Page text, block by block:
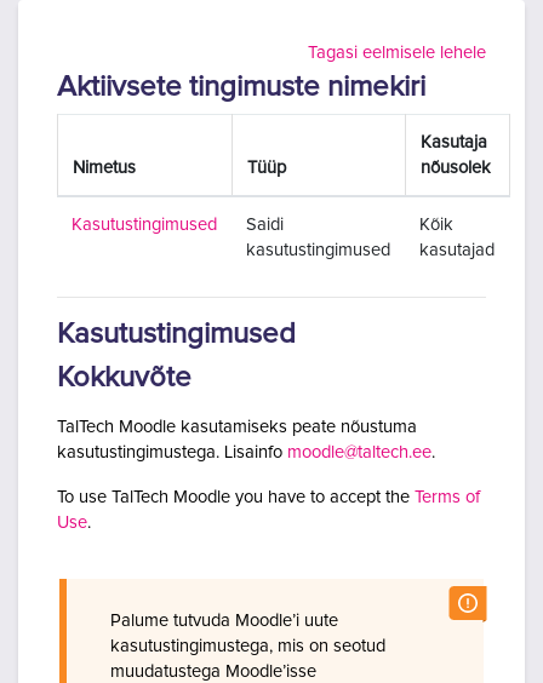
Tagasi eelmisele lehele
Aktiivsete tingimuste nimekiri
Nimetus Tüüp
Kasutaja
nõusolek
Kasutustingimused
Saidi
kasutustingimused
Kõik
kasutajad
Kasutustingimused
Kokkuvõte
TalTech Moodle kasutamiseks peate nõustuma
kasutustingimustega. Lisainfo moodle@taltech.ee.
To use TalTech Moodle you have to accept the Terms of
Use.
Palume tutvuda Moodle’i uute
kasutustingimustega, mis on seotud
muudatustega Moodle’isse